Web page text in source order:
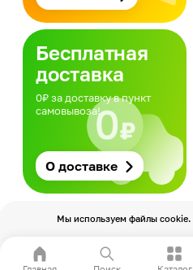
Бесплатная
доставка
0₽ за доставку в пункт
самовывоза!
О доставке
Мы используем файлы cookie.